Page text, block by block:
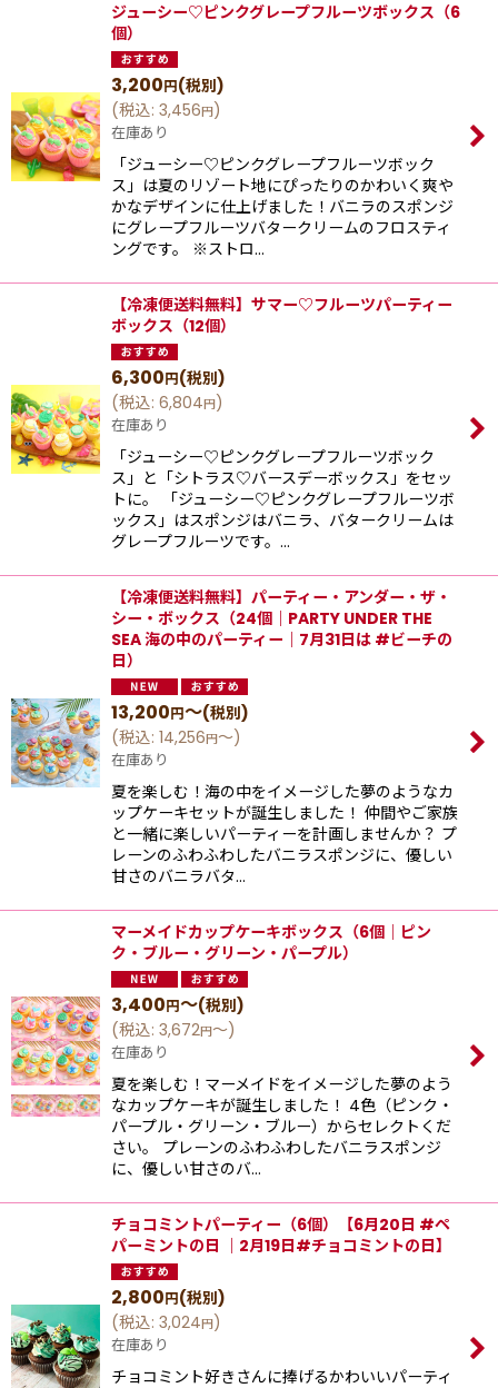
ジューシー♡ピンクグレープフルーツボックス（6
個）
3,200円(税別)
(税込: 3,456円)
在庫あり
「ジューシー♡ピンクグレープフルーツボック
ス」は夏のリゾート地にぴったりのかわいく爽や
かなデザインに仕上げました！バニラのスポンジ
にグレープフルーツバタークリームのフロスティ
ングです。 ※ストロ…
【冷凍便送料無料】サマー♡フルーツパーティー
ボックス（12個）
6,300円(税別)
(税込: 6,804円)
在庫あり
「ジューシー♡ピンクグレープフルーツボック
ス」と「シトラス♡バースデーボックス」をセッ
トに。 「ジューシー♡ピンクグレープフルーツボ
ックス」はスポンジはバニラ、バタークリームは
グレープフルーツです。…
【冷凍便送料無料】パーティー・アンダー・ザ・
シー・ボックス（24個｜PARTY UNDER THE
SEA 海の中のパーティー｜7月31日は #ビーチの
日）
13,200円～(税別)
(税込: 14,256円～)
在庫あり
夏を楽しむ！海の中をイメージした夢のようなカ
ップケーキセットが誕生しました！ 仲間やご家族
と一緒に楽しいパーティーを計画しませんか？ プ
レーンのふわふわしたバニラスポンジに、優しい
⽢さのバニラバタ…
マーメイドカップケーキボックス（6個｜ピン
ク・ブルー・グリーン・パープル）
3,400円～(税別)
(税込: 3,672円～)
在庫あり
夏を楽しむ！マーメイドをイメージした夢のよう
なカップケーキが誕生しました！ 4色（ピンク・
パープル・グリーン・ブルー）からセレクトくだ
さい。 プレーンのふわふわしたバニラスポンジ
に、優しい⽢さのバ…
チョコミントパーティー（6個）【6月20日 #ペ
パーミントの日 ｜2月19日#チョコミントの日】
2,800円(税別)
(税込: 3,024円)
在庫あり
チョコミント好きさんに捧げるかわいいパーティ